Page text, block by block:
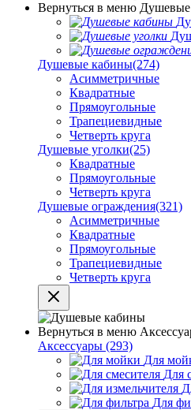
Вернуться в меню
Душевые кабины(274)
Асимметричные
Квадратные
Прямоугольные
Трапециевидные
Четверть круга
Душевые уголки(25)
Квадратные
Прямоугольные
Четверть круга
Душевые ограждения(321)
Асимметричные
Квадратные
Прямоугольные
Трапециевидные
Четверть круга
Вернуться в меню
Аксессуары (293)
Для
Для
Для